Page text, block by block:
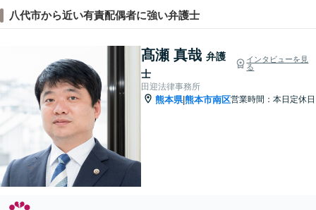
八代市から近い有責配偶者に強い弁護士
髙瀬 真哉 弁護
士
インタビューを見
る
田迎法律事務所
熊本県|熊本市南区営業時間：本日定休日